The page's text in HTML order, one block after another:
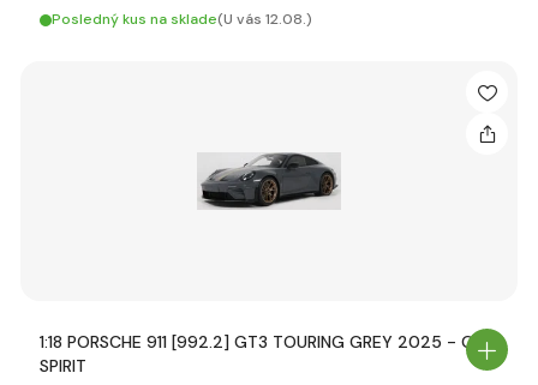
Posledný kus na sklade(U vás 12.08.)
1:18 PORSCHE 911 [992.2] GT3 TOURING GREY 2025 - GT
SPIRIT